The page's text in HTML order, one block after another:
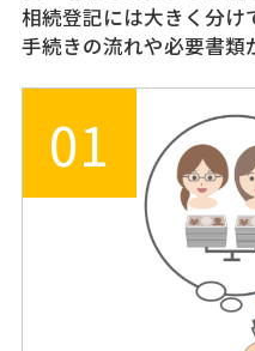
相続登記には大きく分け
手続きの流れや必要書類
01